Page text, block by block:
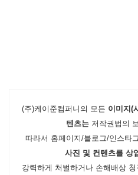
(주)케이준컴퍼니의 모든 이미지(
텐츠는 저작권법의
따라서 홈페이지/블로그/인스타
사진 및 컨텐츠를 상
강력하게 처벌하거나 손해배상